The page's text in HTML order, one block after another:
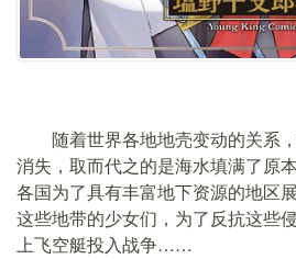
随着世界各地地壳变动的关系
消失，取而代之的是海水填满了
各国为了具有丰富地下资源的地区
这些地带的少女们，为了反抗这些
上飞空艇投入战争……